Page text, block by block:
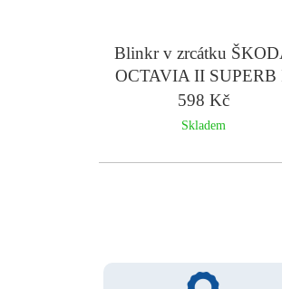
Blinkr v zrcátku
OCTAVIA II SUPERB
- pravý
598 Kč
Skladem